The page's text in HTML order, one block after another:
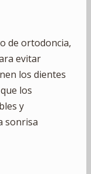
de ortodoncia,
evitar
los dientes
los
y
sonrisa